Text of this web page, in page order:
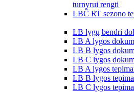
turnyrui rengti
LBČ RT sezono
LB lygų bendri
LB A lygos
LB B lygos
LB C lygos
LB A lygos
LB B lygos
LB C lygos